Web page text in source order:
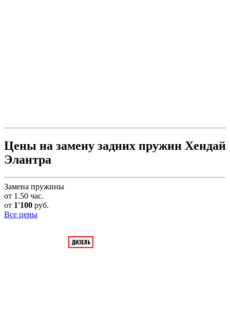
Цены на замену задних пружин Хендай
Элантра
Замена пружины
от 1.50 час.
от 1'100 руб.
Все цены